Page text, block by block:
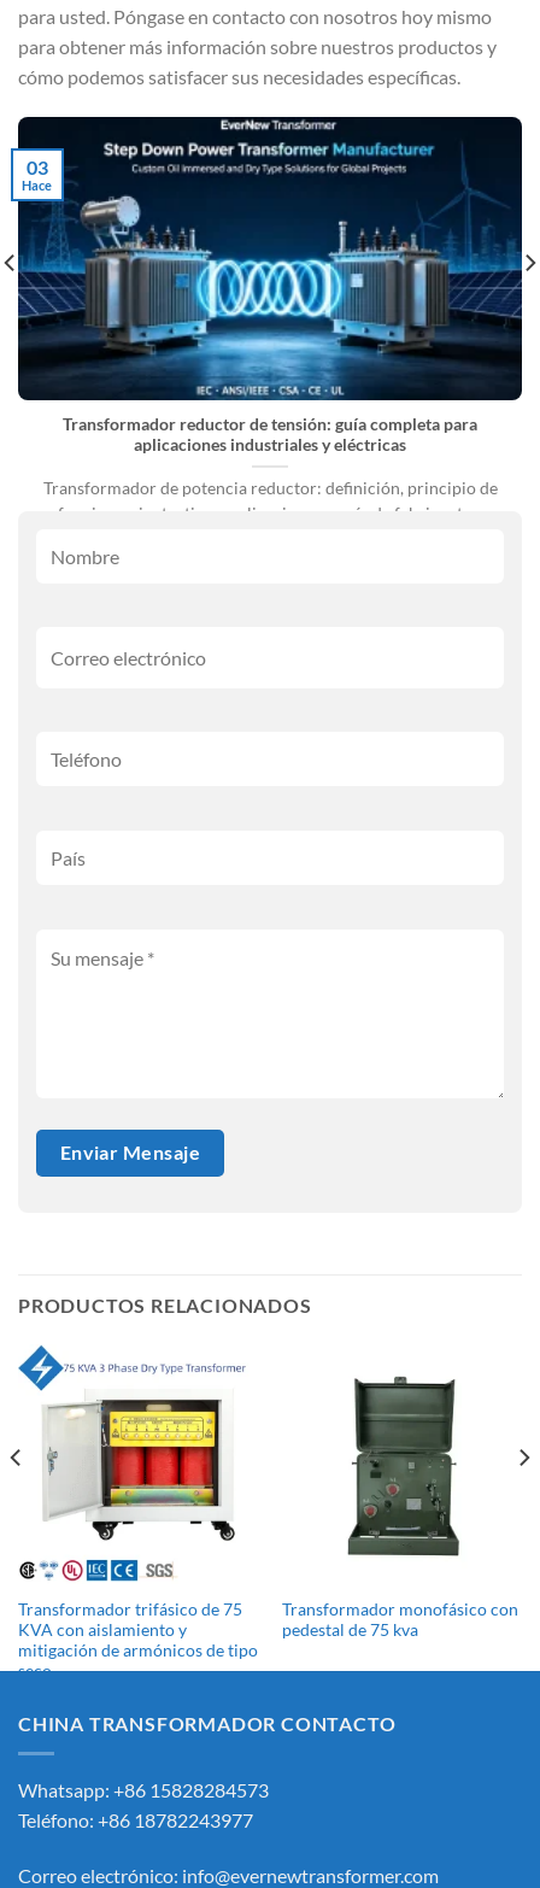
para usted. Póngase en contacto con nosotros hoy mismo
para obtener más información sobre nuestros productos y
cómo podemos satisfacer sus necesidades específicas.
Transformador reductor de tensión: guía completa para
aplicaciones industriales y eléctricas
Transformador de potencia reductor: definición, principio de
funcionamiento, tipos, aplicaciones y guía de fabricantes.
03
Hace
PRODUCTOS RELACIONADOS
Transformador trifásico de 75
KVA con aislamiento y
mitigación de armónicos de tipo
seco
Transformador monofásico con
pedestal de 75 kva
CHINA TRANSFORMADOR CONTACTO
Whatsapp: +86 15828284573
Teléfono: +86 18782243977
Correo electrónico: info@evernewtransformer.com